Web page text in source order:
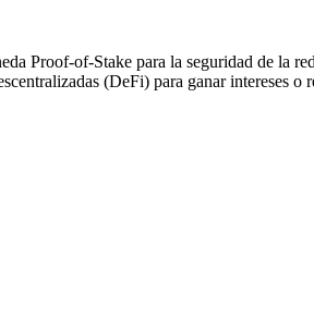
Proof-of-Stake para la seguridad de la
(DeFi) para ganar intereses o